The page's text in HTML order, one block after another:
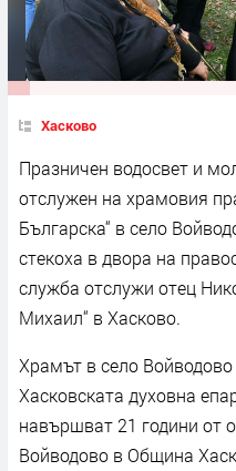
Хасково
Празничен водосвет и
отслужен на храмовия
Българска“ в село
стекоха в двора на
служба отслужи отец
Михаил“ в Хасково.
Храмът в село
Хасковската духовна
навършват 21 години от
Войводово в Община